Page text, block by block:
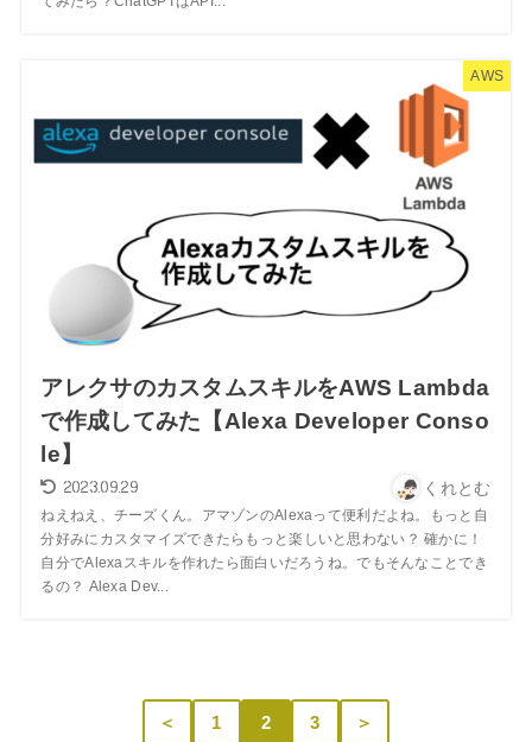
AWS
アレクサのカスタムスキルをAWS Lambda
で作成してみた【Alexa Developer Conso
le】
2023.09.29 くれとむ
ねえねえ、チーズくん。アマゾンのAlexaって便利だよね。もっと自
分好みにカスタマイズできたらもっと楽しいと思わない？ 確かに！
自分でAlexaスキルを作れたら面白いだろうね。でもそんなことでき
るの？ Alexa Dev...
＜ 1 2 3 ＞